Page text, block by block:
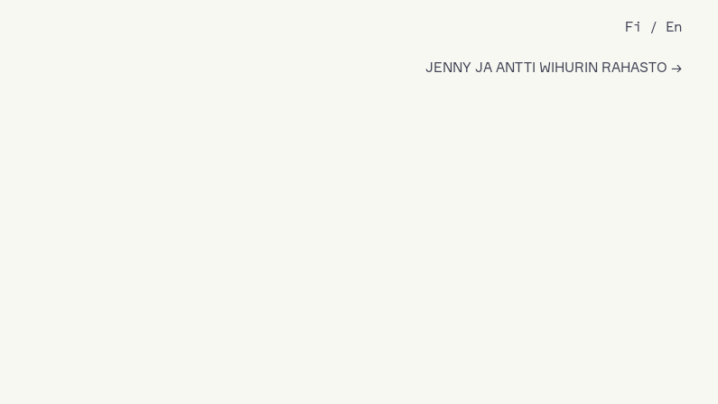
JENNY JA ANTTI WIHURIN RAHASTO
Fi En